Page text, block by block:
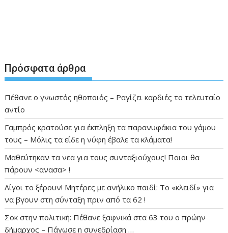
Πρόσφατα άρθρα
Πέθανε ο γνωστός ηθοποιός – Ραγίζει καρδιές το τελευταίο
αντίο
Γαμπρός κρατούσε για έκπληξη τα παρανυφάκια του γάμου
τους – Μόλις τα είδε η νύφη έβαλε τα κλάματα!
Μαθεύτηκαν τα νεα για τους συνταξιούχους! Ποιοι θα
πάρουν <ανασα> !
Λίγοι το ξέρουν! Μητέρες με ανήλικο παιδί: Το «κλειδί» για
να βγουν στη σύνταξη πριν από τα 62 !
Σοκ στην πολιτική: Πέθανε ξαφνικά στα 63 του ο πρώην
δήμαρχος – Πάγωσε η συνεδρίαση …